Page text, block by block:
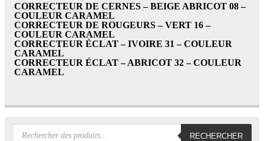
CORRECTEUR DE CERNES – BEIGE ABRICOT 08 –
COULEUR CARAMEL
CORRECTEUR DE ROUGEURS – VERT 16 –
COULEUR CARAMEL
CORRECTEUR ÉCLAT – IVOIRE 31 – COULEUR
CARAMEL
CORRECTEUR ÉCLAT – ABRICOT 32 – COULEUR
CARAMEL
Recherche
RECHERCHER